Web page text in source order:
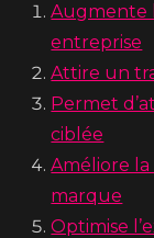
Augmente
entreprise
Attire un
Permet
ciblée
Améliore
marque
Optimise